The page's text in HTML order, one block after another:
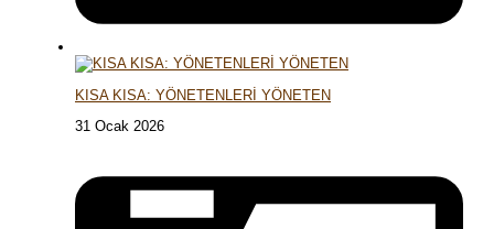
KISA KISA: YÖNETENLERİ YÖNETEN
31 Ocak 2026